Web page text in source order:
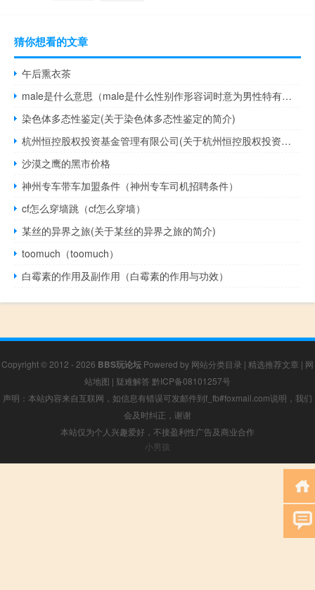
猜你想看的文章
午后熏衣茶
male是什么意思（male是什么性别作形容词时意为男性特有的）
染色体多态性鉴定(关于染色体多态性鉴定的简介)
杭州恒控股权投资基金管理有限公司(关于杭州恒控股权投资基金管理有限公司的简介)
沙漠之鹰的黑市价格
神州专车带车加盟条件（神州专车司机招聘条件）
cf怎么穿墙跳（cf怎么穿墙）
某丝的异界之旅(关于某丝的异界之旅的简介)
toomuch（toomuch）
白霉素的作用及副作用（白霉素的作用与功效）
Copyright © 2012 - 2026 BBS玩论坛 Powered by 网站分类目录 | 精选推荐文章 | 网
站地图 | 疑难解答 黔ICP备08101257号
声明：本站内容来自互联网，如信息有错误可发邮件到f_fb#foxmail.com说明，我们
会及时纠正，谢谢
本站仅为个人兴趣爱好，不接盈利性广告及商业合作
小男孩